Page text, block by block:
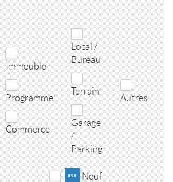
Immeuble
Programme
Commerce
Local /
Bureau
Terrain
Garage
/
Parking
Autres
Neuf